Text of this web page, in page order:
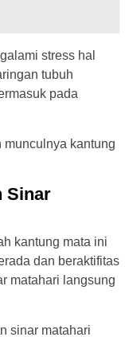
stress hal
tubuh
pada
kantung
Sinar
kantung mata ini
dan beraktifitas
matahari langsung
sinar matahari